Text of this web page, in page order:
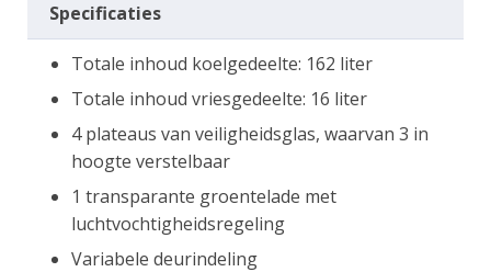
Specificaties
Totale inhoud koelgedeelte: 162 liter
Totale inhoud vriesgedeelte: 16 liter
4 plateaus van veiligheidsglas, waarvan 3 in
hoogte verstelbaar
1 transparante groentelade met
luchtvochtigheidsregeling
Variabele deurindeling